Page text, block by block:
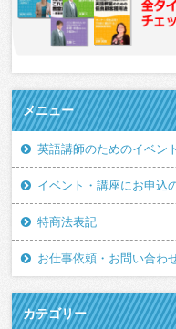
メニュー
英語講師のためのイベン
イベント・講座にお申込
特商法表記
お仕事依頼・お問い合わ
カテゴリー